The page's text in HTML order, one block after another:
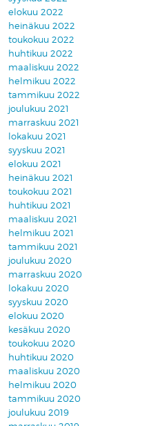
elokuu 2022
heinäkuu 2022
toukokuu 2022
huhtikuu 2022
maaliskuu 2022
helmikuu 2022
tammikuu 2022
joulukuu 2021
marraskuu 2021
lokakuu 2021
syyskuu 2021
elokuu 2021
heinäkuu 2021
toukokuu 2021
huhtikuu 2021
maaliskuu 2021
helmikuu 2021
tammikuu 2021
joulukuu 2020
marraskuu 2020
lokakuu 2020
syyskuu 2020
elokuu 2020
kesäkuu 2020
toukokuu 2020
huhtikuu 2020
maaliskuu 2020
helmikuu 2020
tammikuu 2020
joulukuu 2019